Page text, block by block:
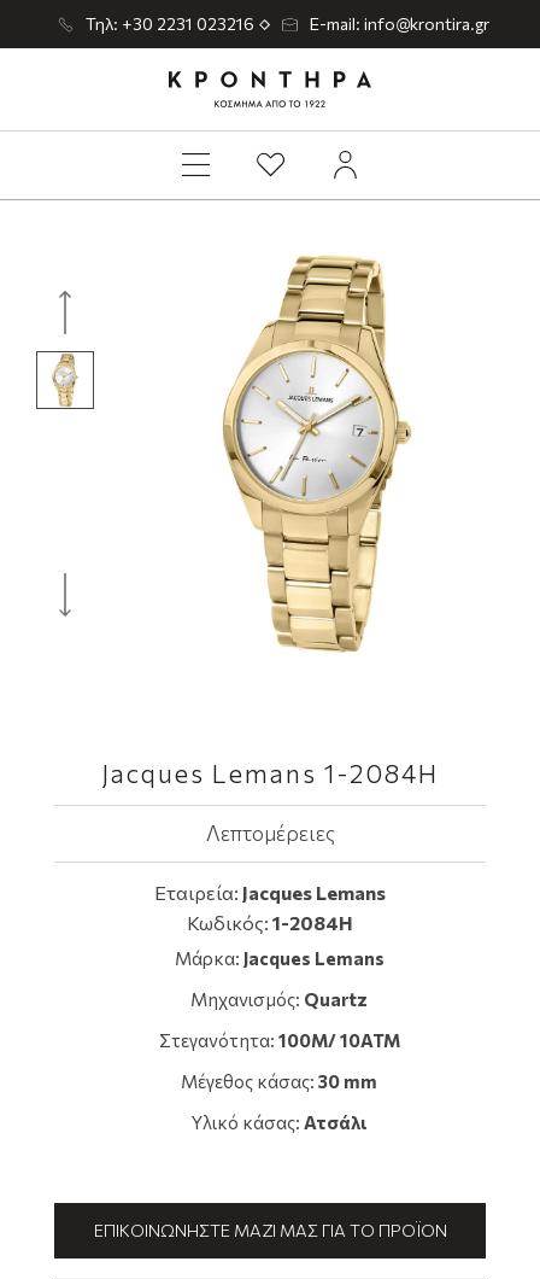
Τηλ: +30 2231 023216 E-mail: info@krontira.gr
Jacques Lemans 1-2084H
Λεπτομέρειες
Εταιρεία: Jacques Lemans
Κωδικός: 1-2084H
Μάρκα: Jacques Lemans
Μηχανισμός: Quartz
Στεγανότητα: 100M/ 10ATM
Μέγεθος κάσας: 30 mm
Υλικό κάσας: Ατσάλι
ΕΠΙΚΟΙΝΩΝΉΣΤΕ ΜΑΖΊ ΜΑΣ ΓΙΑ ΤΟ ΠΡΟΪΌΝ